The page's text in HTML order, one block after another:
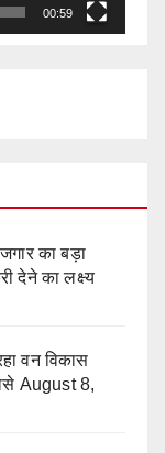
00:59
का बड़ा
देने का लक्ष्य
वन विकास
August 8,